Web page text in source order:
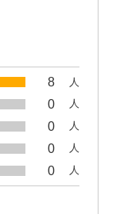
8 人
0 人
0 人
0 人
0 人